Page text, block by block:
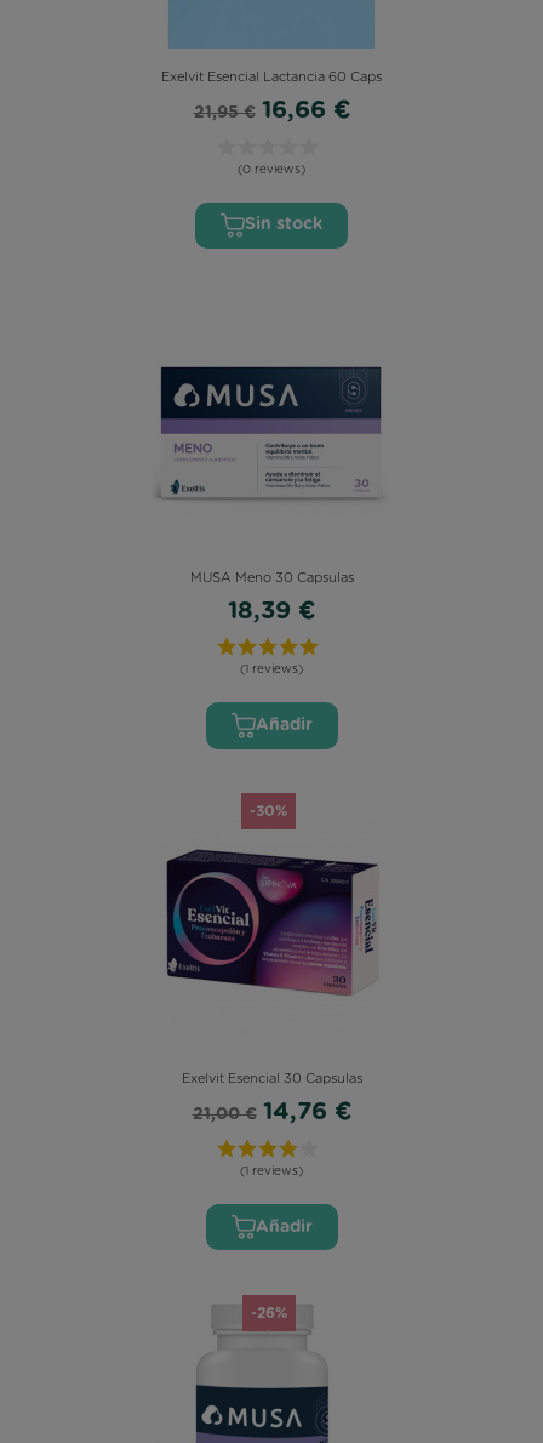
Exelvit Esencial Lactancia 60 Caps
21,95 € 16,66 €
(0 reviews)
Sin stock
MUSA Meno 30 Capsulas
18,39 €
(1 reviews)
Añadir
Exelvit Esencial 30 Capsulas
21,00 € 14,76 €
(1 reviews)
Añadir
-30%
-26%